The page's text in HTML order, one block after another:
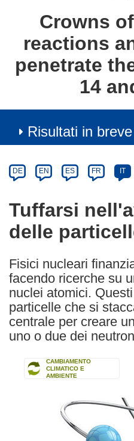
Crowns
reactions
penetrate
14
Risultati in breve
Category
Article
available
the
following
languages:
DE EN ES FR IT
Tuffarsi
delle
Fisici nucleari
facendo ricerche su
nuclei atomici.
particelle che si
centrale per creare
uno o due dei
CAMBIAMENTO
CLIMATICO E
AMBIENTE